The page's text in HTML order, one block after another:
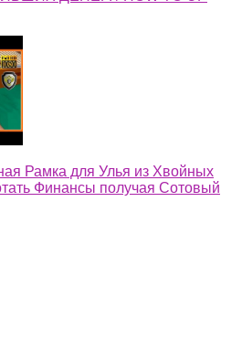
Рамка для Улья из Хвойных
Финансы получая Сотовый